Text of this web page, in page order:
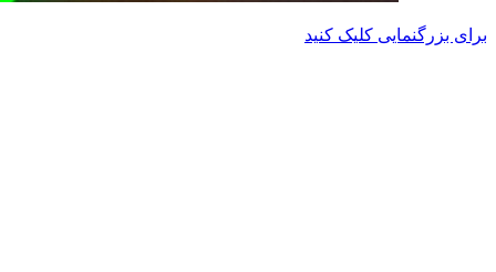
برای بزرگنمایی کلیک کنید